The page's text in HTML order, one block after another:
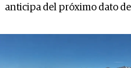
anticipa del próximo dato